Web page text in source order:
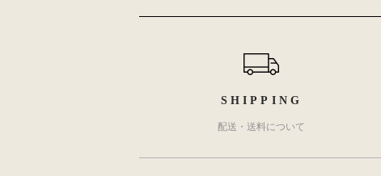
SHIPPING
配送・送料について